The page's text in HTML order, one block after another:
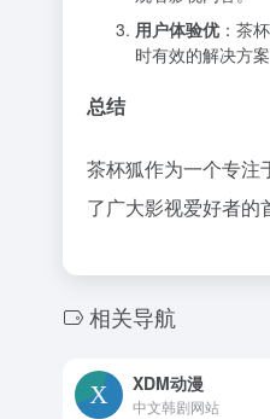
用户体验优 ：茶
时有效的解决方
总结
茶杯狐作为一个专注
了广大影视爱好者的
相关导航
XDM动漫
中文韩剧网站